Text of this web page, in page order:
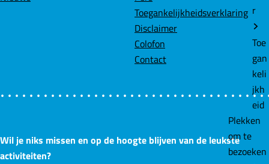
r
Toe
gan
keli
jkh
eid
Plekken
om te
bezoeken
Toegankelijkheidsverklaring
Disclaimer
Colofon
Contact
Wil je niks missen en op de hoogte blijven van de leukste
activiteiten?